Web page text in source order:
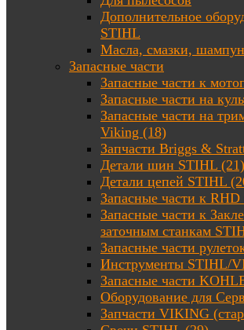
Дополнительное
STIHL
Масла, смазки,
Запасные части
Запасные части к
Запасные части на
Запасные части на
Viking (18)
Запчасти Briggs &
Детали шин STIHL (21)
Детали цепей STIHL
Запасные части к RHD
Запасные части к
заточным станкам
Запасные части
Инструменты STIHL/
Запасные части
Оборудование для
Запчасти VIKING